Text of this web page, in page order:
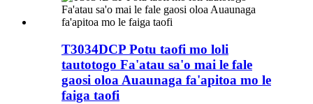
T3034DCP Potu taofi mo loli
tautotogo Fa'atau sa'o mai le fale
gaosi oloa Auaunaga fa'apitoa mo le
faiga taofi